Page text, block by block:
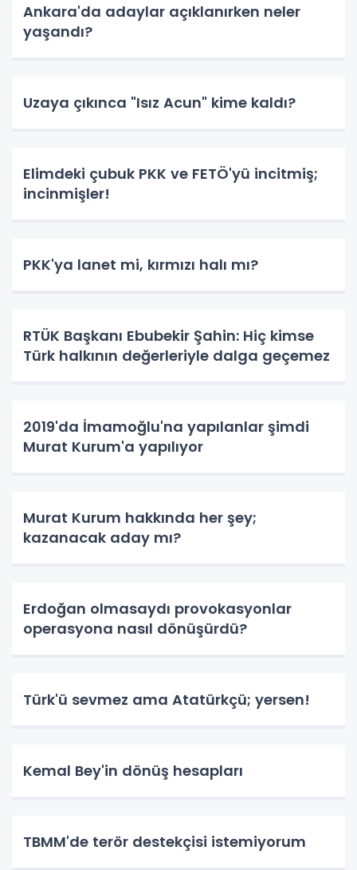
Ankara'da adaylar açıklanırken neler
yaşandı?
Uzaya çıkınca "Isız Acun" kime kaldı?
Elimdeki çubuk PKK ve FETÖ'yü incitmiş;
incinmişler!
PKK'ya lanet mi, kırmızı halı mı?
RTÜK Başkanı Ebubekir Şahin: Hiç kimse
Türk halkının değerleriyle dalga geçemez
2019'da İmamoğlu'na yapılanlar şimdi
Murat Kurum'a yapılıyor
Murat Kurum hakkında her şey;
kazanacak aday mı?
Erdoğan olmasaydı provokasyonlar
operasyona nasıl dönüşürdü?
Türk'ü sevmez ama Atatürkçü; yersen!
Kemal Bey'in dönüş hesapları
TBMM'de terör destekçisi istemiyorum